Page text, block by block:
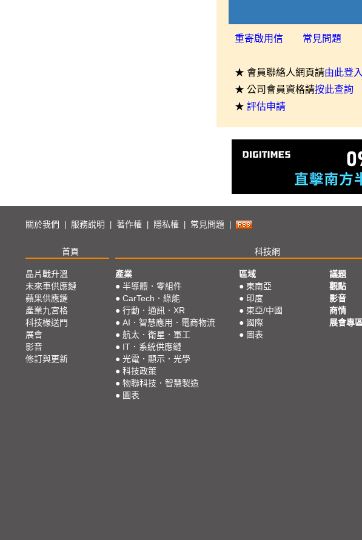
重寄啟用信 常見問題
★ 會員聯絡人網頁請由此登入
★ 公司會員資格請按此查詢
★ 評估申請
關於我們 服務說明 著作權 隱私權 常見問題
首頁 科技網
晶片戰升溫
未來車供應鏈
蘋果供應鏈
產業九宮格
科技椽送門
展會
影音
修訂與更新
產業
● 半導體．零組件
● CarTech．綠能
● 行動．通訊．XR
● AI．智慧應用．電商物流
● 航太．衛星．軍工
● IT．系統供應鏈
● 光電．顯示．光學
● 科技政策
● 物聯科技．智慧製造
● 圖表
區域
● 東南亞
● 印度
● 東亞/中國
● 國際
● 圖表
議題
觀點
影音
商情
展會專